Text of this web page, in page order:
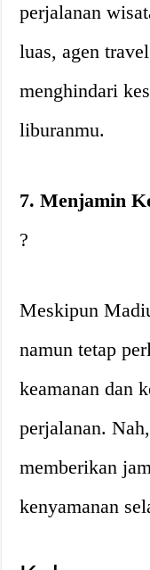
perjalanan
luas, agen
menghindari
liburanmu.
7. Menjamin
?️
Meskipun
namun tetap
keamanan dan
perjalanan.
memberikan
kenyamanan